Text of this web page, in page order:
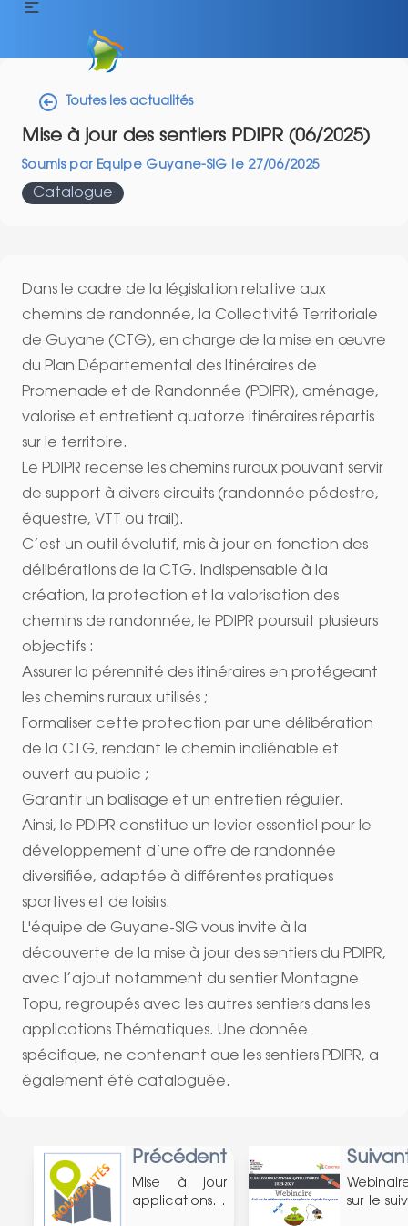
Toutes les actualités
Mise à jour des sentiers PDIPR (06/2025)
Soumis par Equipe Guyane-SIG le 27/06/2025
Catalogue
Dans le cadre de la législation relative aux
chemins de randonnée, la Collectivité Territoriale
de Guyane (CTG), en charge de la mise en œuvre
du Plan Départemental des Itinéraires de
Promenade et de Randonnée (PDIPR), aménage,
valorise et entretient quatorze itinéraires répartis
sur le territoire.
Le PDIPR recense les chemins ruraux pouvant servir
de support à divers circuits (randonnée pédestre,
équestre, VTT ou trail).
C’est un outil évolutif, mis à jour en fonction des
délibérations de la CTG. Indispensable à la
création, la protection et la valorisation des
chemins de randonnée, le PDIPR poursuit plusieurs
objectifs :
Assurer la pérennité des itinéraires en protégeant
les chemins ruraux utilisés ;
Formaliser cette protection par une délibération
de la CTG, rendant le chemin inaliénable et
ouvert au public ;
Garantir un balisage et un entretien régulier.
Ainsi, le PDIPR constitue un levier essentiel pour le
développement d’une offre de randonnée
diversifiée, adaptée à différentes pratiques
sportives et de loisirs.
L'équipe de Guyane-SIG vous invite à la
découverte de la mise à jour des sentiers du PDIPR,
avec l’ajout notamment du sentier Montagne
Topu, regroupés avec les autres sentiers dans les
applications Thématiques. Une donnée
spécifique, ne contenant que les sentiers PDIPR, a
également été cataloguée.
Précédent
Mise à jour
applications
sur le